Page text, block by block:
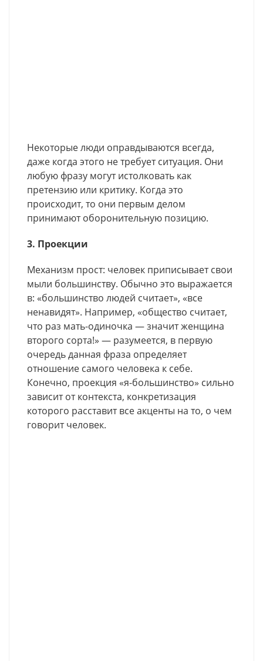
Некоторые люди оправдываются всегда,
даже когда этого не требует ситуация. Они
любую фразу могут истолковать как
претензию или критику. Когда это
происходит, то они первым делом
принимают оборонительную позицию.
3. Проекции
Механизм прост: человек приписывает свои
мыли большинству. Обычно это выражается
в: «большинство людей считает», «все
ненавидят». Например, «общество считает,
что раз мать-одиночка — значит женщина
второго сорта!» — разумеется, в первую
очередь данная фраза определяет
отношение самого человека к себе.
Конечно, проекция «я-большинство» сильно
зависит от контекста, конкретизация
которого расставит все акценты на то, о чем
говорит человек.